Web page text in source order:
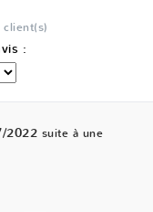
client(s)
:
2022 suite à une